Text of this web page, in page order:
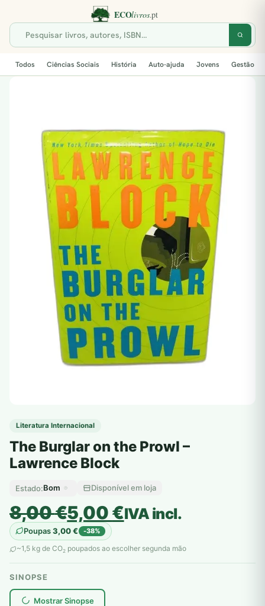
Todos Ciências Sociais História Auto-ajuda Jovens Gestão
Literatura Internacional
The Burglar on the Prowl –
Lawrence Block
Estado:Bom Disponível em loja
8,00€
O
preço
original
era:
8,00 €.
5,00€
O
preço
atual
é:
5,00 €.
IVA incl.
Poupas3,00€ -38%
~1,5 kg de CO2 poupados ao escolher segunda mão
SINOPSE
Mostrar Sinopse
plantar árvores reais